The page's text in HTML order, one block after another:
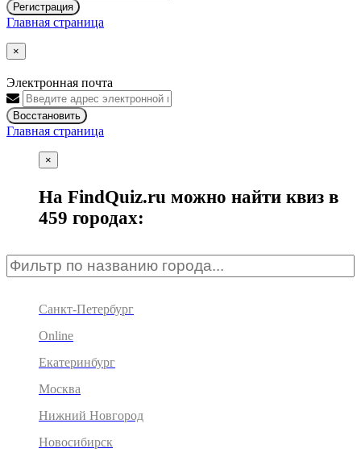
Регистрация
Главная страница
×
Электронная почта
Восстановить
Главная страница
×
На FindQuiz.ru можно найти квиз в
459 городах:
Санкт-Петербург
Online
Екатеринбург
Москва
Нижний Новгород
Новосибирск